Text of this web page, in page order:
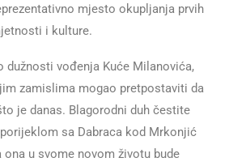
mjesto okupljanja prvih
i kulture.
dužnosti vođenja Kuće Milanovića,
zamislima mogao pretpostaviti da
je danas. Blagorodni duh čestite
sa Dabraca kod Mrkonjić
ona u svome novom životu bude